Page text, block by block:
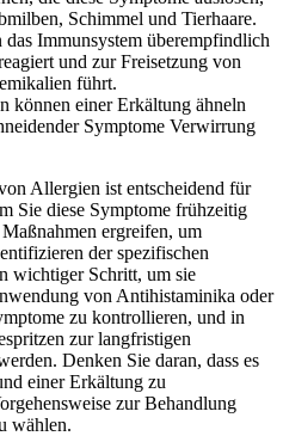
Schimmel und Tierhaare.
Immunsystem überempfindlich
und zur Freisetzung von
führt.
können einer Erkältung ähneln
Symptome Verwirrung
Allergien ist entscheidend für
Sie diese Symptome frühzeitig
ergreifen, um
der spezifischen
wichtiger Schritt, um sie
von Antihistaminika oder
zu kontrollieren, und in
zur langfristigen
Denken Sie daran, dass es
einer Erkältung zu
zur Behandlung
wählen.